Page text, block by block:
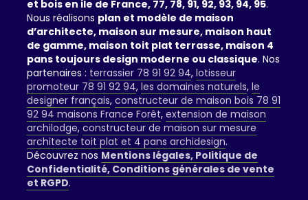
et bois en ile de France, 77, 78, 91, 92, 93, 94, 95.
Nous réalisons plan et modèle de maison
d’architecte, maison sur mesure, maison haut
de gamme, maison toit plat terrasse, maison 4
pans toujours design moderne ou classique. Nos
partenaires : terrassier 78 91 92 94, lotisseur
promoteur 78 91 92 94, les domaines naturels, le
designer français, constructeur de maison bois 78 91
92 94 maisons France Forêt, extension de maison
archilodge, constructeur de maison sur mesure
architecte toit plat et 4 pans archidesign.
Découvrez nos Mentions légales, Politique de
Confidentialité, Conditions générales de vente
et RGPD.